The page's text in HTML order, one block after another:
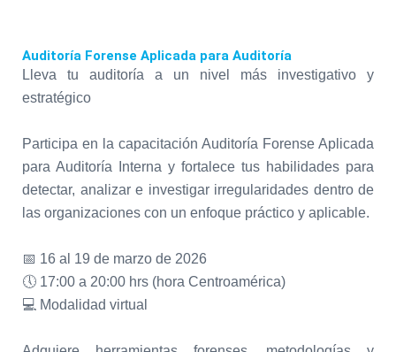
Auditoría Forense Aplicada para Auditoría
Lleva tu auditoría a un nivel más investigativo y
estratégico
Participa en la capacitación Auditoría Forense Aplicada
para Auditoría Interna y fortalece tus habilidades para
detectar, analizar e investigar irregularidades dentro de
las organizaciones con un enfoque práctico y aplicable.
📅 16 al 19 de marzo de 2026
🕔 17:00 a 20:00 hrs (hora Centroamérica)
💻 Modalidad virtual